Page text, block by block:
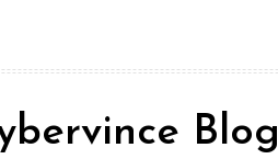
Blog